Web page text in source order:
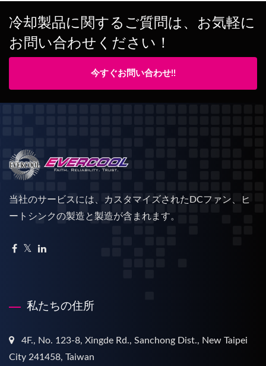
冷却製品に関するご質問は、お気軽に
お問い合わせください！
今すぐお問い合わせ!!
当社のサービスには、カスタマイズされたDCファン、ヒ
ートシンクの製造と製造が含まれます。
私たちの住所
4F., No. 123-8, Xingde Rd., Sanchong Dist., New Taipei
City 241458, Taiwan